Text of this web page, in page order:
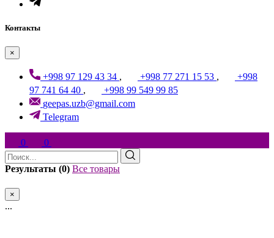
Контакты
×
+998 97 129 43 34 , +998 77 271 15 53 ,
+998
97 741 64 40 ,
+998 99 549 99 85
geepas.uzb@gmail.com
Telegram
0 0
Результаты (0) Все товары
×
...